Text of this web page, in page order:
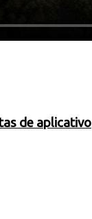
de aplicativo